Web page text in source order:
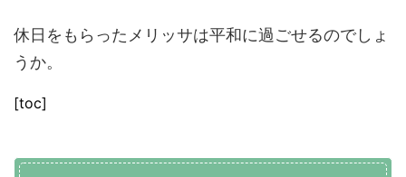
休日をもらったメリッサは平和に過ごせるのでしょ
うか。
[toc]